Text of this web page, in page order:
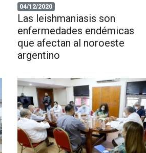
04/12/2020
Las leishmaniasis son
enfermedades endémicas
que afectan al noroeste
argentino